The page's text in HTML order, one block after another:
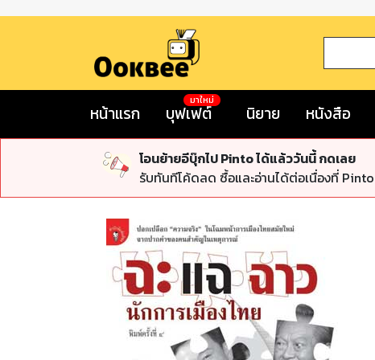
หน้าแรก บุฟเฟต์
มาใหม่
นิยาย หนังสือ
โอนย้ายอีบุ๊กไป Pinto ได้แล้ววันนี้ กดเลย
รับทันทีโค้ดลด ซื้อและอ่านได้ต่อเนื่องที่ Pinto